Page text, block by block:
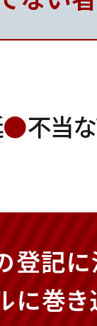
●不当
登記
に巻き